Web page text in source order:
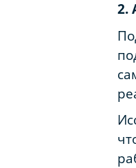
2.